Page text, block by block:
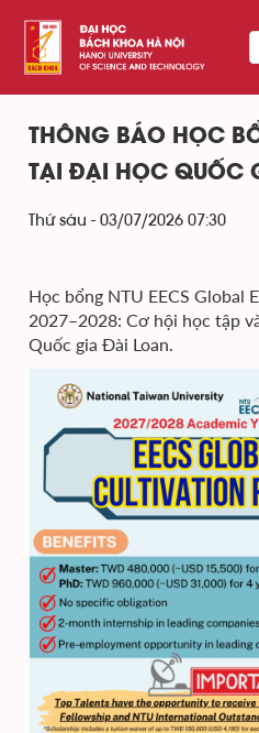
THÔNG BÁO HỌC
TẠI ĐẠI HỌC QUỐC
Thứ sáu - 03/07/2026 07:30
Học bổng NTU EECS Global
2027–2028: Cơ hội học tập
Quốc gia Đài Loan.